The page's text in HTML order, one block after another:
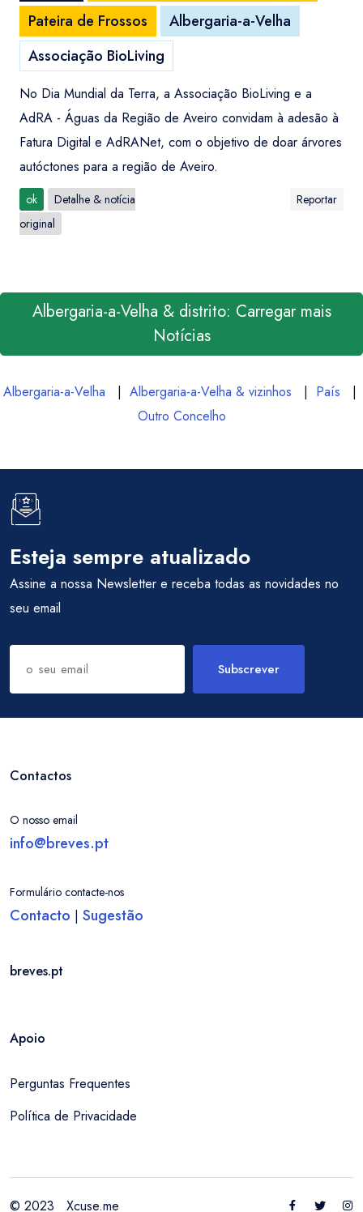
Entrar / Criar Conta Localidade
Pateira de Frossos
Albergaria-a-Velha
Associação BioLiving
No Dia Mundial da Terra, a Associação BioLiving e a
AdRA - Águas da Região de Aveiro convidam à adesão à
Fatura Digital e AdRANet, com o objetivo de doar árvores
autóctones para a região de Aveiro.
ok
Detalhe & notícia
original
Reportar
Albergaria-a-Velha & distrito: Carregar mais
Notícias
Albergaria-a-Velha | Albergaria-a-Velha & vizinhos | País |
Outro Concelho
Esteja sempre atualizado
Assine a nossa Newsletter e receba todas as novidades no
seu email
Subscrever
Contactos
O nosso email
info@breves.pt
Formulário contacte-nos
Contacto | Sugestão
breves.pt
Apoio
Perguntas Frequentes
Política de Privacidade
© 2023 Xcuse.me